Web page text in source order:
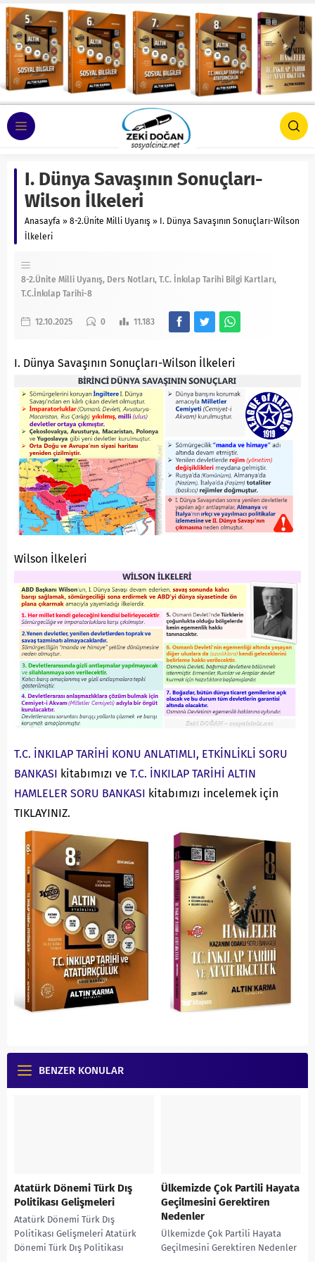
I. Dünya Savaşının Sonuçları-
Wilson İlkeleri
Anasayfa » 8-2.Ünite Milli Uyanış » I. Dünya Savaşının Sonuçları-Wilson
İlkeleri
8-2.Ünite Milli Uyanış Ders Notları T.C. İnkılap Tarihi Bilgi Kartları
T.C.İnkılap Tarihi-8
12.10.2025 0 11.183
I. Dünya Savaşının Sonuçları-Wilson İlkeleri
Wilson İlkeleri
T.C. İNKILAP TARİHİ KONU ANLATIMLI, ETKİNLİKLİ SORU
BANKASI kitabımızı ve T.C. İNKILAP TARİHİ ALTIN
HAMLELER SORU BANKASI kitabımızı incelemek için
TIKLAYINIZ.
BENZER KONULAR
Atatürk Dönemi Türk Dış
Politikası Gelişmeleri
Atatürk Dönemi Türk Dış
Politikası Gelişmeleri Atatürk
Dönemi Türk Dış Politikası
Ülkemizde Çok Partili Hayata
Geçilmesini Gerektiren
Nedenler
Ülkemizde Çok Partili Hayata
Geçilmesini Gerektiren Nedenler